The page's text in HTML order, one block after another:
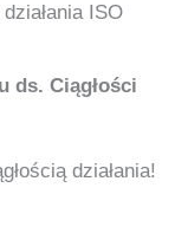
ISO
ds. Ciągłości
działania!